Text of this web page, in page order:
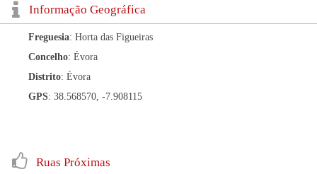
Informação Geográfica
Freguesia: Horta das Figueiras
Concelho: Évora
Distrito: Évora
GPS: 38.568570, -7.908115
Ruas Próximas